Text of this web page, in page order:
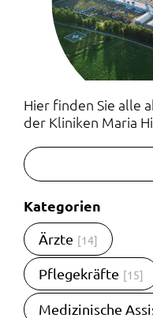
Hier finden Sie alle
der Kliniken Maria
Kategorien
Ärzte [14]
Pflegekräfte [15]
Medizinische